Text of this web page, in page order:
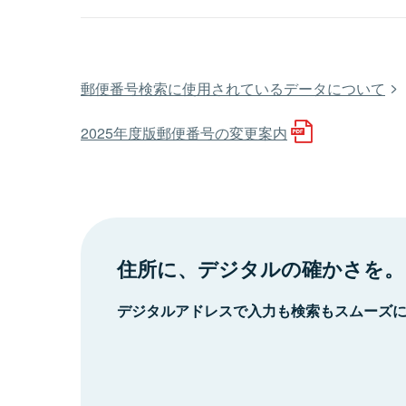
郵便番号検索に使用されているデータについて
2025年度版郵便番号の変更案内
住所に、デジタルの確かさを。
デジタルアドレスで入力も検索もスムーズ